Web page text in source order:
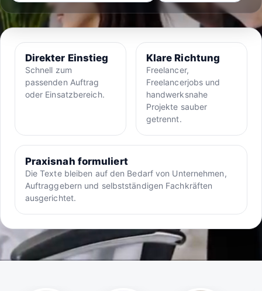
Direkter Einstieg
Schnell zum
passenden Auftrag
oder Einsatzbereich.
Klare Richtung
Freelancer,
Freelancerjobs und
handwerksnahe
Projekte sauber
getrennt.
Praxisnah formuliert
Die Texte bleiben auf den Bedarf von Unternehmen,
Auftraggebern und selbstständigen Fachkräften
ausgerichtet.